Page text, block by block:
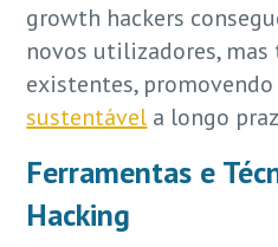
growth hackers
novos utilizadores,
existentes,
sustentável a longo
Ferramentas e
Hacking